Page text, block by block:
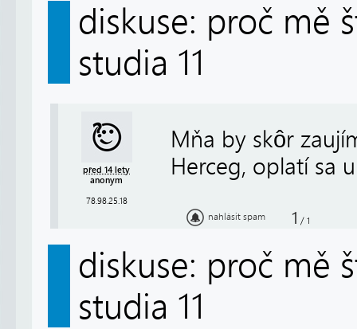
diskuse: proč mě
studia 11
před 14 lety
anonym
78.98.25.18
Mňa by skôr
Herceg, oplatí sa
nahlásit spam 1 / 1
diskuse: proč mě
studia 11